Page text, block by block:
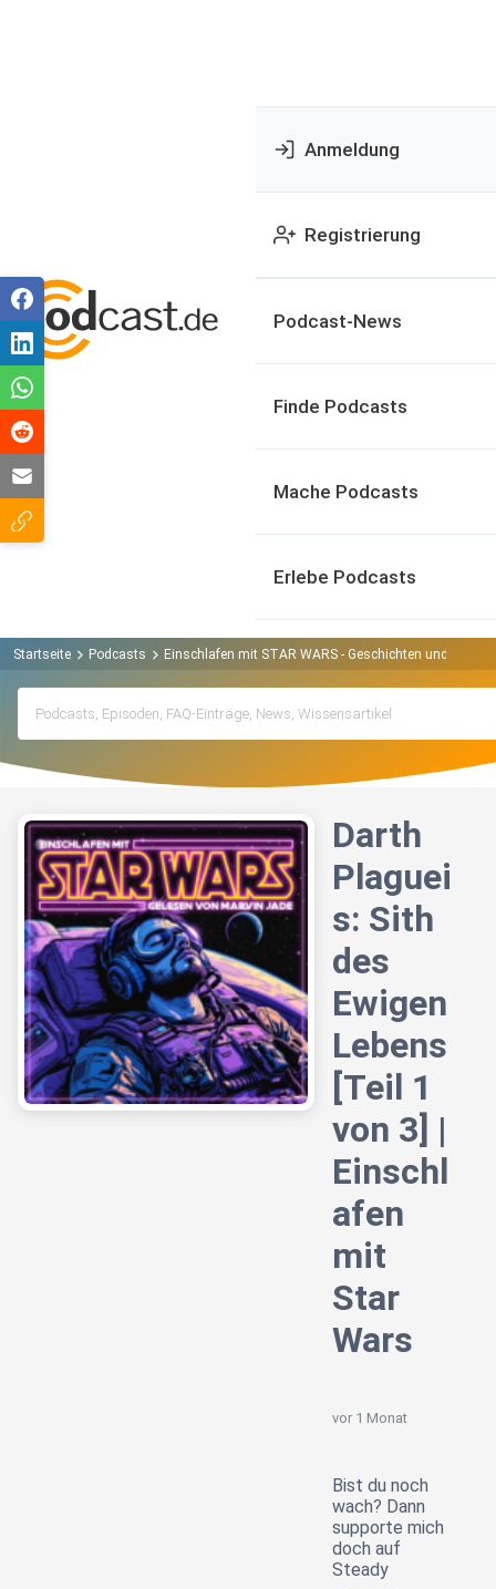
Anmeldung
Registrierung
Podcast-News
Finde Podcasts
Mache Podcasts
Erlebe Podcasts
Startseite Podcasts Einschlafen mit STAR WARS - Geschichten und
Darth
Plaguei
s: Sith
des
Ewigen
Lebens
[Teil 1
von 3] |
Einschl
afen
mit
Star
Wars
vor 1 Monat
Bist du noch
wach? Dann
supporte mich
doch auf
Steady